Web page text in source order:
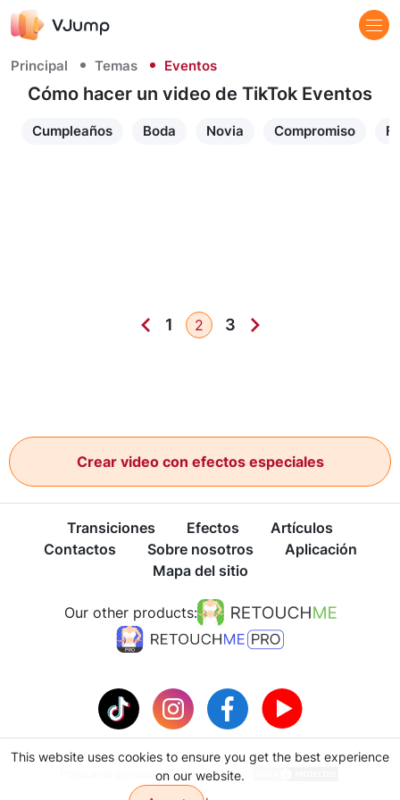
Principal Temas Eventos
Cómo hacer un video de TikTok Eventos
Cumpleaños Boda Novia Compromiso
1 2 3
Crear video con efectos especiales
Transiciones Efectos
Artículos
Contactos
Sobre nosotros
Aplicación
Mapa del sitio
Política de privacidadTérminos de Uso
Our other products:
This website uses cookies to ensure you get the best experience
on our website.